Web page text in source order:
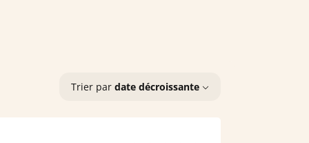
Trier par date décroissante